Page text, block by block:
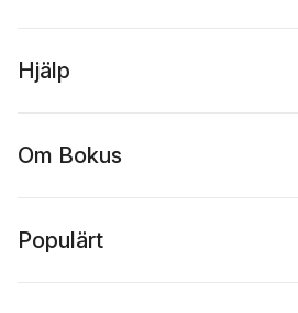
Hjälp
Om Bokus
Populärt